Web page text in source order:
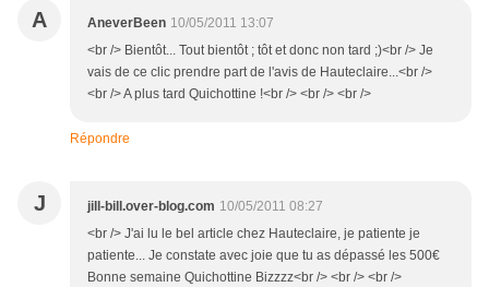
A AneverBeen 10/05/2011 13:07
<br /> Bientôt... Tout bientôt ; tôt et donc non tard ;)<br /> Je
vais de ce clic prendre part de l'avis de Hauteclaire...<br />
<br /> A plus tard Quichottine !<br /> <br /> <br />
Répondre
J jill-bill.over-blog.com 10/05/2011 08:27
<br /> J'ai lu le bel article chez Hauteclaire, je patiente je
patiente... Je constate avec joie que tu as dépassé les 500€
Bonne semaine Quichottine Bizzzz<br /> <br /> <br />